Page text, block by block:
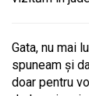
Gata, nu mai
spuneam și
doar pentru